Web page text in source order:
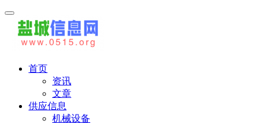
首页
资讯
文章
供应信息
机械设备